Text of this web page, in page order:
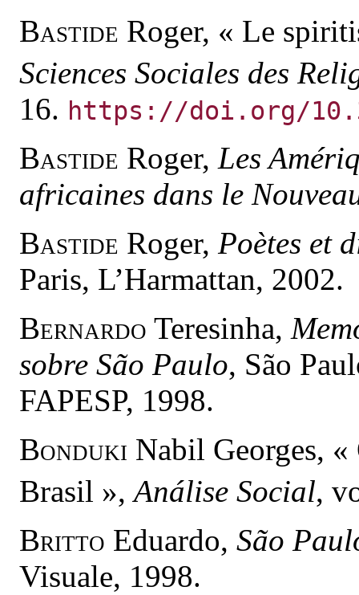
Bastide Roger, « Le
Sciences Sociales des
16. https://doi.org/
Bastide Roger, Les
africaines dans le
Bastide Roger, Poètes et
Paris, L’Harmattan, 2002.
Bernardo Teresinha,
sobre São Paulo, São
FAPESP, 1998.
Bonduki Nabil Georges,
Brasil »,Análise Social,
Britto Eduardo, São
Visuale, 1998.